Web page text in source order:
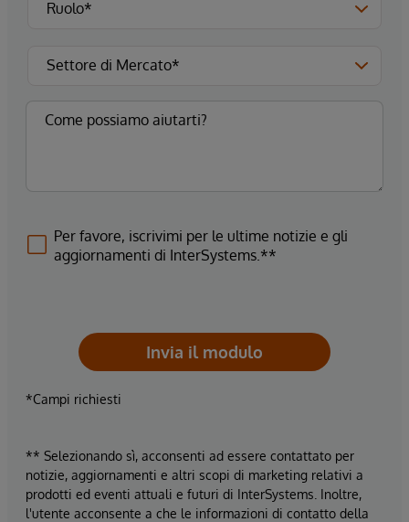
Per favore, iscrivimi per le ultime notizie e gli
aggiornamenti di InterSystems.**
Invia il modulo
*Campi richiesti
** Selezionando sì, acconsenti ad essere contattato per
notizie, aggiornamenti e altri scopi di marketing relativi a
prodotti ed eventi attuali e futuri di InterSystems. Inoltre,
l'utente acconsente a che le informazioni di contatto della